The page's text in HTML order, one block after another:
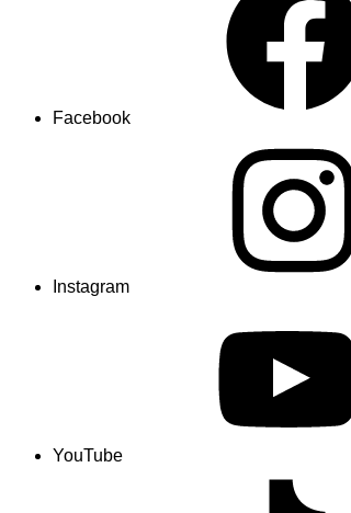
Facebook
Instagram
YouTube